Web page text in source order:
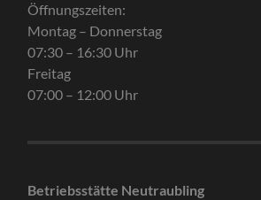
Öffnungszeiten:
Montag – Donnerstag
07:30 – 16:30 Uhr
Freitag
07:00 – 12:00 Uhr
Betriebsstätte Neutraubling